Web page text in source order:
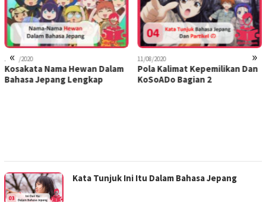
« »
12/08/2020
Kosakata Nama Hewan Dalam
Bahasa Jepang Lengkap
11/08/2020
Pola Kalimat Kepemilikan Dan
KoSoADo Bagian 2
Kata Tunjuk Ini Itu Dalam Bahasa Jepang